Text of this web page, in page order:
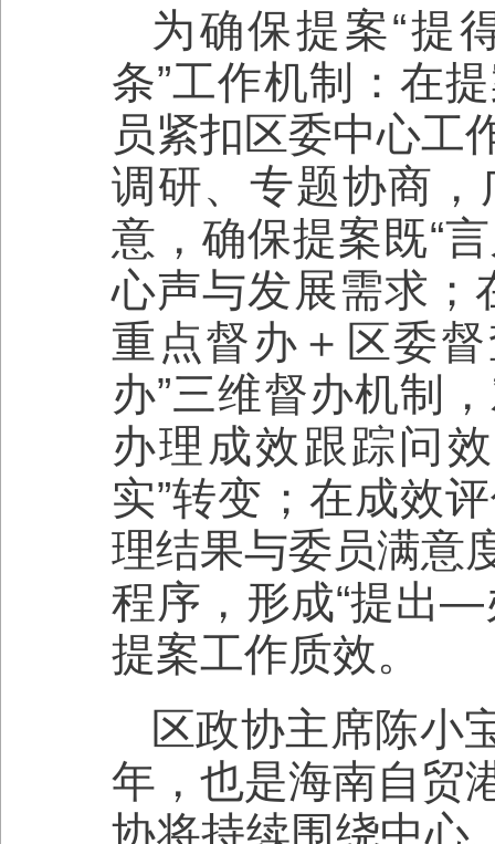
为确保提案“提
条”工作机制：在
员紧扣区委中心工
调研、专题协商
意，确保提案既“
心声与发展需求；
重点督办＋区委
办”三维督办机制
办理成效跟踪问
实”转变；在成效
理结果与委员满意
程序，形成“提出
提案工作质效。
区政协主席陈小
年，也是海南自贸
协将持续围绕中心